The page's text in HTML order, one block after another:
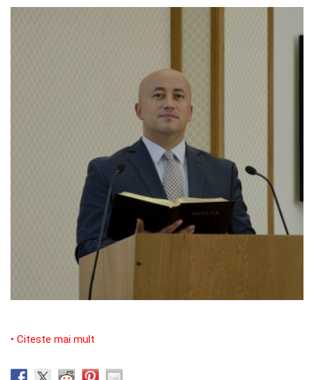
• Citeste mai mult